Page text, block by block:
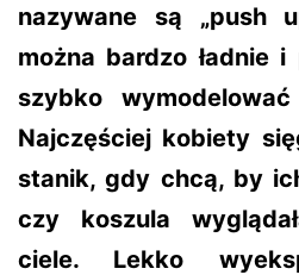
nazywane są „push
można bardzo ładnie
szybko
Najczęściej kobiety
stanik, gdy chcą, by
czy koszula
ciele. Lekko